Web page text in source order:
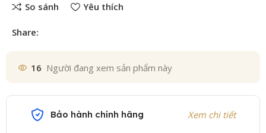
So sánh Yêu thích
Share:
16 Người đang xem sản phẩm này
Bảo hành chính hãng Xem chi tiết